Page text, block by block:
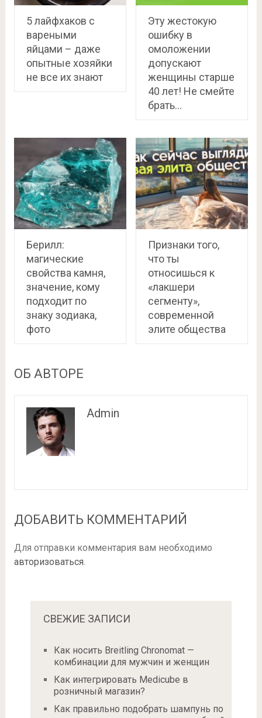
5 лайфхаков с
вареными
яйцами – даже
опытные хозяйки
не все их знают
Эту жестокую
ошибку в
омоложении
допускают
женщины старше
40 лет! Не смейте
брать…
Берилл:
магические
свойства камня,
значение, кому
подходит по
знаку зодиака,
фото
Признаки того,
что ты
относишься к
«лакшери
сегменту»,
современной
элите общества
ОБ АВТОРЕ
Admin
ДОБАВИТЬ КОММЕНТАРИЙ
Для отправки комментария вам необходимо
авторизоваться
СВЕЖИЕ ЗАПИСИ
Как носить Breitling Chronomat —
комбинации для мужчин и женщин
Как интегрировать Medicube в
розничный магазин?
Как правильно подобрать шампунь по